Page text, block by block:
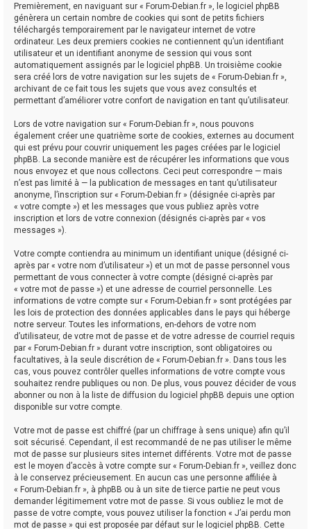
Premièrement, en naviguant sur « Forum-Debian.fr », le logiciel phpBB
génèrera un certain nombre de cookies qui sont de petits fichiers
téléchargés temporairement par le navigateur internet de votre
ordinateur. Les deux premiers cookies ne contiennent qu’un identifiant
utilisateur et un identifiant anonyme de session qui vous sont
automatiquement assignés par le logiciel phpBB. Un troisième cookie
sera créé lors de votre navigation sur les sujets de « Forum-Debian.fr »,
archivant de ce fait tous les sujets que vous avez consultés et
permettant d’améliorer votre confort de navigation en tant qu’utilisateur.
Lors de votre navigation sur « Forum-Debian.fr », nous pouvons
également créer une quatrième sorte de cookies, externes au document
qui est prévu pour couvrir uniquement les pages créées par le logiciel
phpBB. La seconde manière est de récupérer les informations que vous
nous envoyez et que nous collectons. Ceci peut correspondre — mais
n’est pas limité à — la publication de messages en tant qu’utilisateur
anonyme, l’inscription sur « Forum-Debian.fr » (désignée ci-après par
« votre compte ») et les messages que vous publiez après votre
inscription et lors de votre connexion (désignés ci-après par « vos
messages »).
Votre compte contiendra au minimum un identifiant unique (désigné ci-
après par « votre nom d’utilisateur ») et un mot de passe personnel vous
permettant de vous connecter à votre compte (désigné ci-après par
« votre mot de passe ») et une adresse de courriel personnelle. Les
informations de votre compte sur « Forum-Debian.fr » sont protégées par
les lois de protection des données applicables dans le pays qui héberge
notre serveur. Toutes les informations, en-dehors de votre nom
d’utilisateur, de votre mot de passe et de votre adresse de courriel requis
par « Forum-Debian.fr » durant votre inscription, sont obligatoires ou
facultatives, à la seule discrétion de « Forum-Debian.fr ». Dans tous les
cas, vous pouvez contrôler quelles informations de votre compte vous
souhaitez rendre publiques ou non. De plus, vous pouvez décider de vous
abonner ou non à la liste de diffusion du logiciel phpBB depuis une option
disponible sur votre compte.
Votre mot de passe est chiffré (par un chiffrage à sens unique) afin qu’il
soit sécurisé. Cependant, il est recommandé de ne pas utiliser le même
mot de passe sur plusieurs sites internet différents. Votre mot de passe
est le moyen d’accès à votre compte sur « Forum-Debian.fr », veillez donc
à le conservez précieusement. En aucun cas une personne affiliée à
« Forum-Debian.fr », à phpBB ou à un site de tierce partie ne peut vous
demander légitimement votre mot de passe. Si vous oubliez le mot de
passe de votre compte, vous pouvez utiliser la fonction « J’ai perdu mon
mot de passe » qui est proposée par défaut sur le logiciel phpBB. Cette